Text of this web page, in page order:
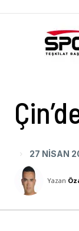
27 NISAN
Yazan